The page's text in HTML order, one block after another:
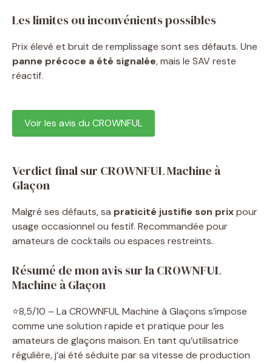
Les limites ou inconvénients possibles
Prix élevé et bruit de remplissage sont ses défauts. Une
panne précoce a été signalée, mais le SAV reste
réactif.
Voir les avis du CROWNFUL
Verdict final sur CROWNFUL Machine à
Glaçon
Malgré ses défauts, sa praticité justifie son prixpour
usage occasionnel ou festif. Recommandée pour
amateurs de cocktails ou espaces restreints.
Résumé de mon avis sur la CROWNFUL
Machine à Glaçon
⭐8,5/10 – La CROWNFUL Machine à Glaçons s’impose
comme une solution rapide et pratique pour les
amateurs de glaçons maison. En tant qu’utilisatrice
régulière, j’ai été séduite par sa vitesse de production